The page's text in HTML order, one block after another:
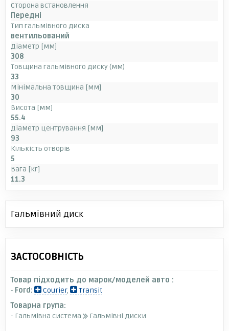
Сторона встановлення
Передні
Тип гальмівного диска
вентильований
Діаметр [мм]
308
Товщина гальмівного диску (мм)
33
Мінімальна товщина [мм]
30
Висота [мм]
55.4
Діаметр центрування [мм]
93
Кількість отворів
5
Вага [кг]
11.3
Гальмівний диск
ЗАСТОСОВНІСТЬ
Товар підходить до марок/моделей авто :
- Ford: Courier,
Transit
Товарна група:
- Гальмівна система
Гальмівні диски